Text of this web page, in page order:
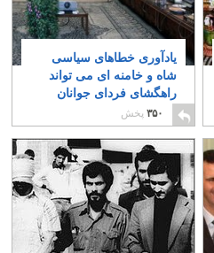
یادآوری خطاهای سیاسی
شاه و خامنه ای می تواند
راهگشای فردای جوانان
باشد
۲۲ ۳۵۰ پخش